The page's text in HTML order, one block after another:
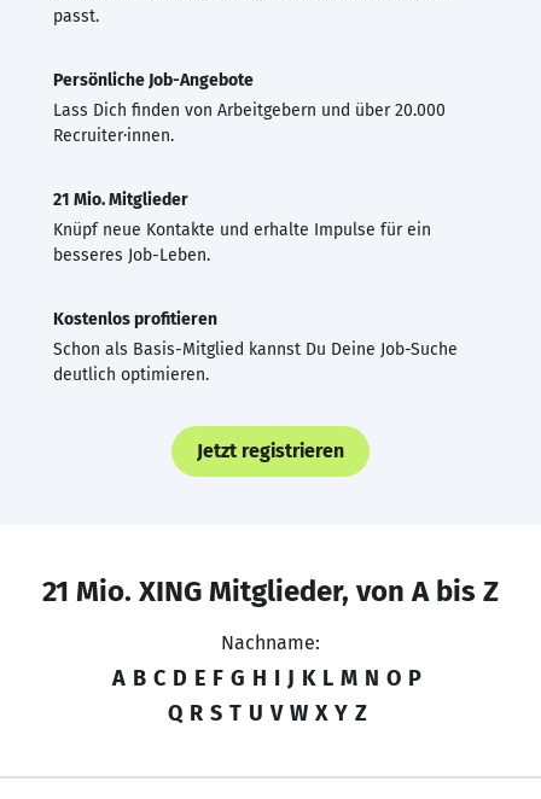
passt.
Persönliche Job-Angebote
Lass Dich finden von Arbeitgebern und über 20.000
Recruiter·innen.
21 Mio. Mitglieder
Knüpf neue Kontakte und erhalte Impulse für ein
besseres Job-Leben.
Kostenlos profitieren
Schon als Basis-Mitglied kannst Du Deine Job-Suche
deutlich optimieren.
Jetzt registrieren
21 Mio. XING Mitglieder, von A bis Z
Nachname:
A B C D E F G H I J K L M N O P
Q R S T U V W X Y Z